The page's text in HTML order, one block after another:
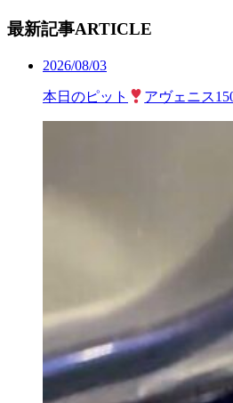
最新記事ARTICLE
2026/08/03
本日のピット アヴェニス